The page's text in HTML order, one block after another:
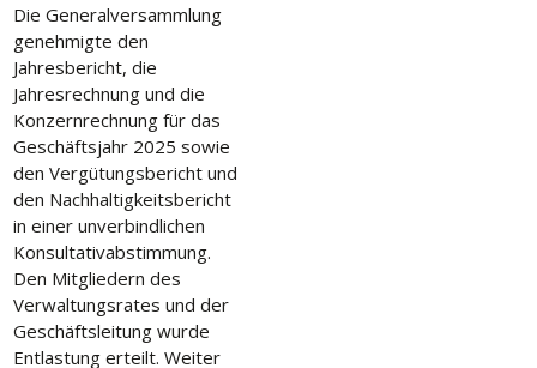
Die Generalversammlung
genehmigte den
Jahresbericht, die
Jahresrechnung und die
Konzernrechnung für das
Geschäftsjahr 2025 sowie
den Vergütungsbericht und
den Nachhaltigkeitsbericht
in einer unverbindlichen
Konsultativabstimmung.
Den Mitgliedern des
Verwaltungsrates und der
Geschäftsleitung wurde
Entlastung erteilt. Weiter